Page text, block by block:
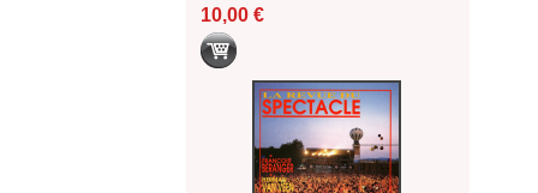
10,00 €